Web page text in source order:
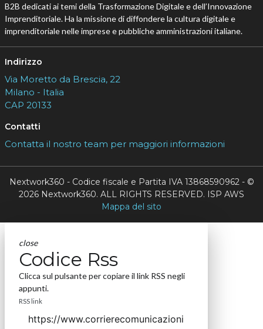
B2B dedicati ai temi della Trasformazione Digitale e dell’Innovazione
Imprenditoriale. Ha la missione di diffondere la cultura digitale e
imprenditoriale nelle imprese e pubbliche amministrazioni italiane.
Indirizzo
Via Moretto da Brescia, 22
Milano - Italia
CAP 20133
Contatti
Contatta il nostro team per maggiori informazioni
Nextwork360 - Codice fiscale e Partita IVA 13868590962 - ©
2026 Nextwork360. ALL RIGHTS RESERVED. ISP AWS
Mappa del sito
close
Codice Rss
Clicca sul pulsante per copiare il link RSS negli
appunti.
RSS link